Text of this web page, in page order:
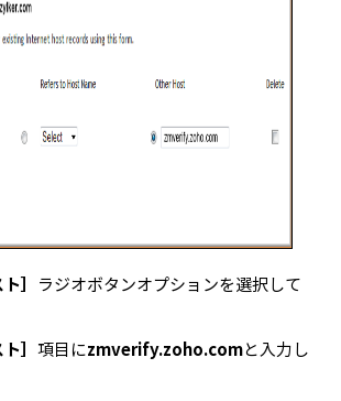
］ ラジオボタンオプションを選択して
ト］項目にzmverify.zoho.comと入力し